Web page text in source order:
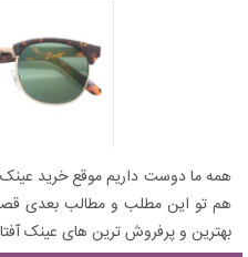
همه ما دوست داریم موقع خرید عینک
هم تو این مطلب و مطالب بعدی قصد
بهترین و پرفروش ترین های عینک آفتابی تو سال 2016 رو